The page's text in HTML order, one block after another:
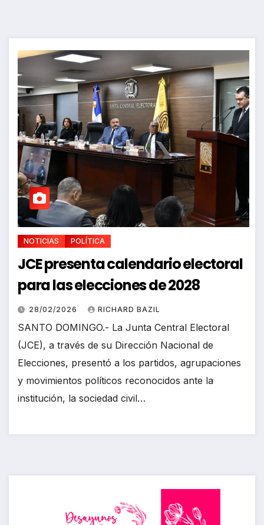
NOTICIAS POLÍTICA
JCE presenta calendario electoral
para las elecciones de 2028
28/02/2026 RICHARD BAZIL
SANTO DOMINGO.- La Junta Central Electoral
(JCE), a través de su Dirección Nacional de
Elecciones, presentó a los partidos, agrupaciones
y movimientos políticos reconocidos ante la
institución, la sociedad civil…